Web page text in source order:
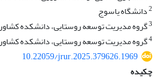
2دانشگاه یاسوج
3گروه مدیریت توسعه روستایی، دانشکده
4گروه مدیریت توسعه روستایی، دانشکده
10.22059/jrur.2025.379626.1969
چکیده